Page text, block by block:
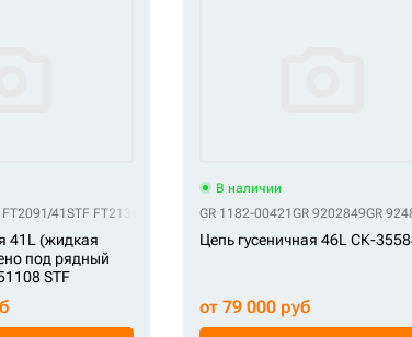
QHD IN3253/40 QHD UL215D0L40
FT2091/41STF FT2130/41 STF G0420000M00041STF UL215F3L41
41L (жидкая
под рядный
STF
В наличии
GR 1182-00421GR 9202849GR
Цепь гусеничная 46L СК-
от 79 000 руб